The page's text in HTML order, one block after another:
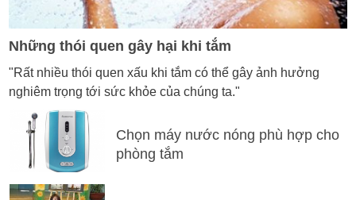
Những thói quen gây hại khi tắm
"Rất nhiều thói quen xấu khi tắm có thể gây ảnh hưởng
nghiêm trọng tới sức khỏe của chúng ta."
Chọn máy nước nóng phù hợp cho
phòng tắm